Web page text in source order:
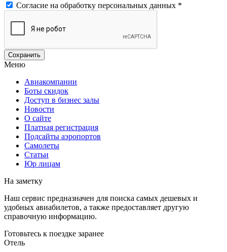
Согласие на обработку персональных данных *
Меню
Авиакомпании
Боты скидок
Доступ в бизнес залы
Новости
О сайте
Платная регистрация
Подсайты аэропортов
Самолеты
Статьи
Юр лицам
На заметку
Наш сервис предназначен для поиска самых дешевых и
удобных авиабилетов, а также предоставляет другую
справочную информацию.
Готовьтесь к поездке заранее
Отель